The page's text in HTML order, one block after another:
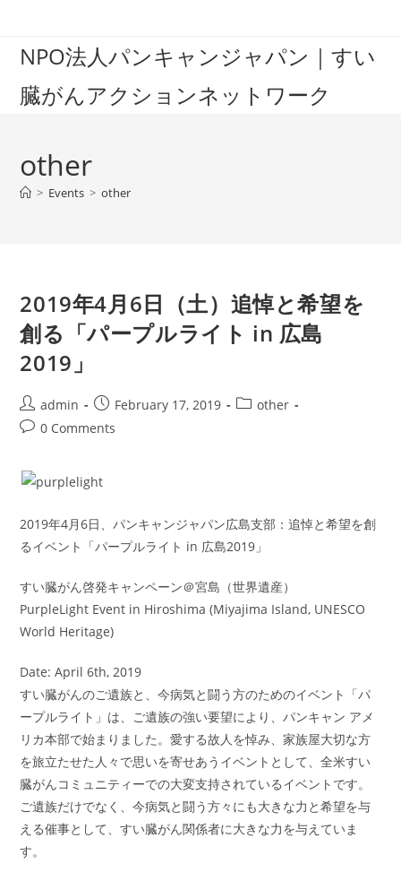
contentNPO法人パンキャンジャパン｜すい
臓がんアクションネットワーク
other
> Events > other
2019年4月6日（土）追悼と希望を
創る「パープルライト in 広島
2019」
Post
author:
admin
Post
published:
February 17, 2019
Postother
Post0 Comments
2019年4月6日、パンキャンジャパン広島支部：追悼と希望を創
るイベント「パープルライト in 広島2019」
すい臓がん啓発キャンペーン＠宮島（世界遺産）
PurpleLight Event in Hiroshima (Miyajima Island, UNESCO
World Heritage)
Date: April 6th, 2019
すい臓がんのご遺族と、今病気と闘う方のためのイベント「パ
ープルライト」は、ご遺族の強い要望により、パンキャン アメ
リカ本部で始まりました。愛する故人を悼み、家族屋大切な方
を旅立たせた人々で思いを寄せあうイベントとして、全米すい
臓がんコミュニティーでの大変支持されているイベントです。
ご遺族だけでなく、今病気と闘う方々にも大きな力と希望を与
える催事として、すい臓がん関係者に大きな力を与えていま
す。